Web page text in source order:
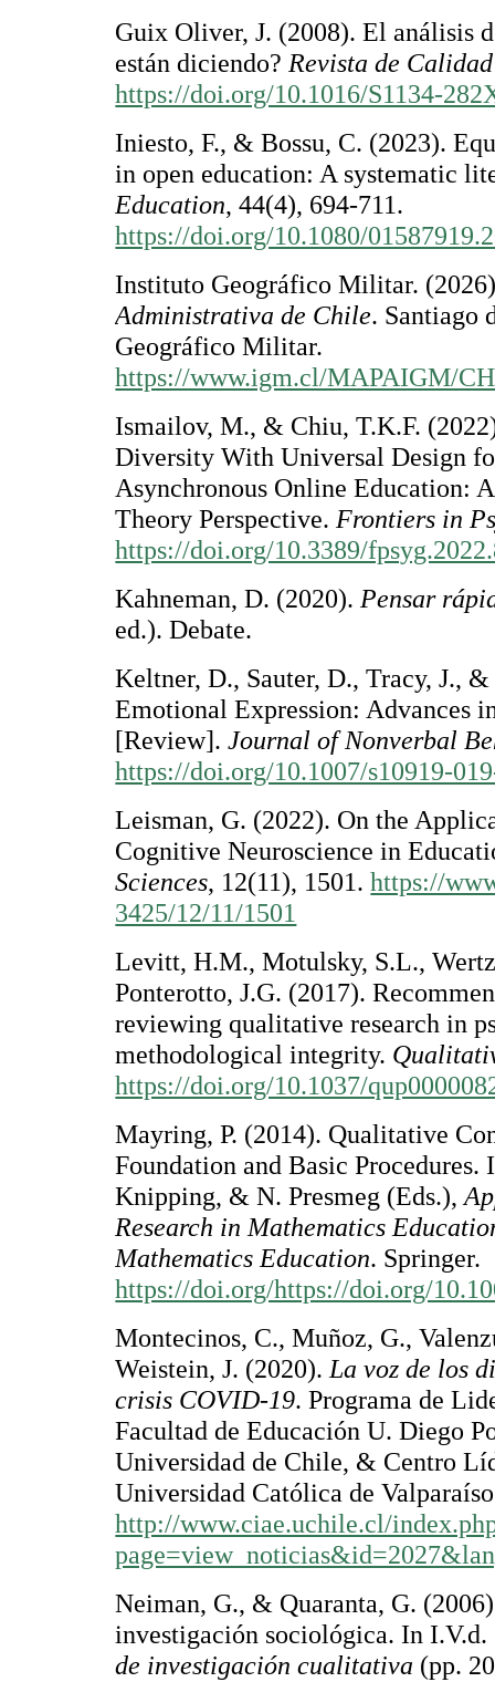
Guix Oliver, J. (2008). El análisis
están diciendo?Revista de
https://doi.org/10.1016/S1134-
Iniesto, F., & Bossu, C. (2023).
in open education: A systematic
Education, 44(4), 694-711.
https://doi.org/10.1080/
Instituto Geográfico Militar.
Administrativa de Chile. Santiago
Geográfico Militar.
https://www.igm.cl/MAPAIGM/
Ismailov, M., & Chiu, T.K.F.
Diversity With Universal Design
Asynchronous Online Education:
Theory Perspective.Frontiers in
https://doi.org/10.3389/
Kahneman, D. (2020).Pensar
ed.). Debate.
Keltner, D., Sauter, D., Tracy, J.,
Emotional Expression: Advances
[Review].Journal of Nonverbal
https://doi.org/10.1007/s10919-
Leisman, G. (2022). On the
Cognitive Neuroscience in
Sciences, 12(11), 1501.https://
3425/12/11/1501
Levitt, H.M., Motulsky, S.L.,
Ponterotto, J.G. (2017).
reviewing qualitative research in
methodological integrity.
https://doi.org/10.1037/
Mayring, P. (2014). Qualitative
Foundation and Basic
Knipping, & N. Presmeg (Eds.),
Research in Mathematics
Mathematics Education. Springer.
https://doi.org/https://doi.org/
Montecinos, C., Muñoz, G.,
Weistein, J. (2020).La voz de los
crisis COVID-19. Programa de
Facultad de Educación U. Diego
Universidad de Chile, & Centro
Universidad Católica de
http://www.ciae.uchile.cl/
Neiman, G., & Quaranta, G.
investigación sociológica. In
de investigación cualitativa (pp.